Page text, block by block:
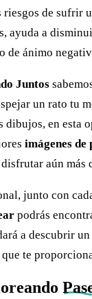
riesgos de sufrir
ayuda a
de ánimo
Juntos
un rato tu
dibujos, en esta
imágenes
aún más
junto con
podrás
a descubrir
te